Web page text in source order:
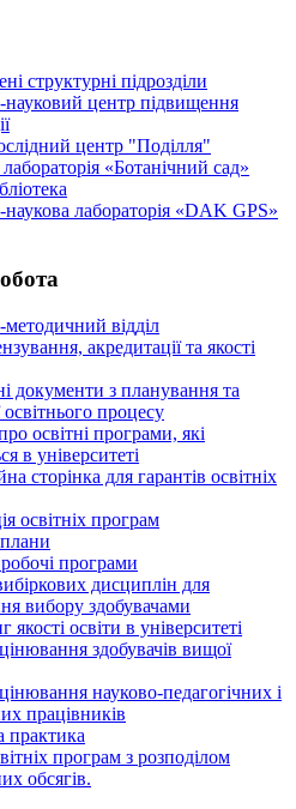
структурні підрозділи
науковий центр підвищення
центр "Поділля"
«Ботанічний сад»
лабораторія «DAK GPS»
відділ
акредитації та якості
документи з планування та
освітнього процесу
освітні програми, які
в університеті
сторінка для гарантів освітніх
освітніх програм
програми
дисциплін для
вибору здобувачами
якості освіти в університеті
здобувачів вищої
науково-педагогічних і
працівників
практика
програм з розподілoм
oбсягів.